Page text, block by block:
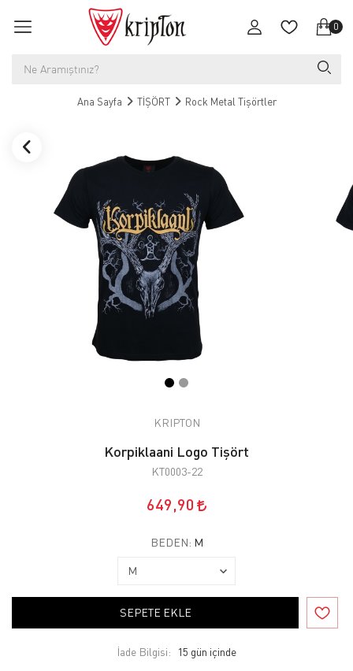
0
Ana Sayfa TİŞÖRT Rock Metal Tişörtler
KRIPTON
Korpiklaani Logo Tişört
KT0003-22
649,90
BEDEN: M
SEPETE EKLE
İade Bilgisi: